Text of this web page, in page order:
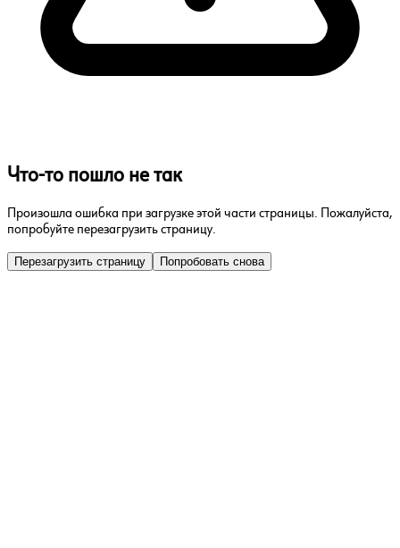
Что-то пошло не так
Произошла ошибка при загрузке этой части страницы. Пожалуйста,
попробуйте перезагрузить страницу.
Перезагрузить страницу Попробовать снова